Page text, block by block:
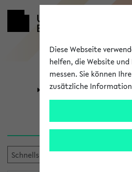
Universität
Diese Webseite
helfen, die Website
messen. Sie können
zusätzliche